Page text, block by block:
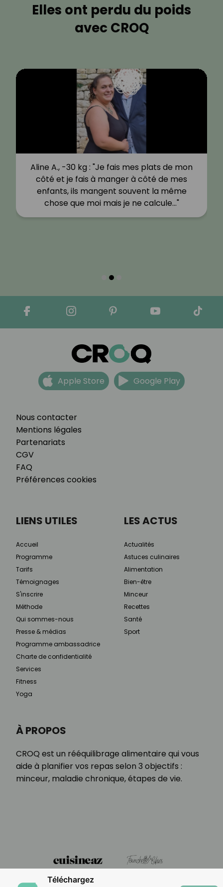
Elles ont perdu du poids
avec CROQ
Aline A., -30 kg : "Je fais mes plats de mon
côté et je fais à manger à côté de mes
enfants, ils mangent souvent la même
chose que moi mais je ne calcule…"
Nous contacter
Mentions légales
Partenariats
CGV
FAQ
Préférences cookies
Apple Store Google Play
À PROPOS
CROQ est un rééquilibrage alimentaire qui vous
aide à planifier vos repas selon 3 objectifs :
minceur, maladie chronique, étapes de vie.
LIENS UTILES
Accueil
Programme
Tarifs
Témoignages
S'inscrire
Méthode
Qui sommes-nous
Presse & médias
Programme ambassadrice
Charte de confidentialité
Services
Fitness
Yoga
LES ACTUS
Actualités
Astuces culinaires
Alimentation
Bien-être
Minceur
Recettes
Santé
Sport
Téléchargez